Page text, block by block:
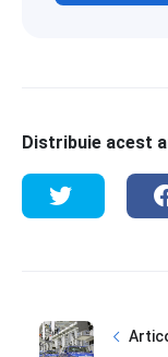
Distribuie acest